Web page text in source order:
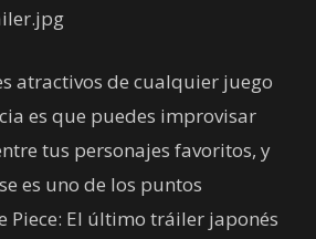
atractivos de cualquier juego
es que puedes improvisar
tus personajes favoritos, y
es uno de los puntos
Piece: El último tráiler japonés